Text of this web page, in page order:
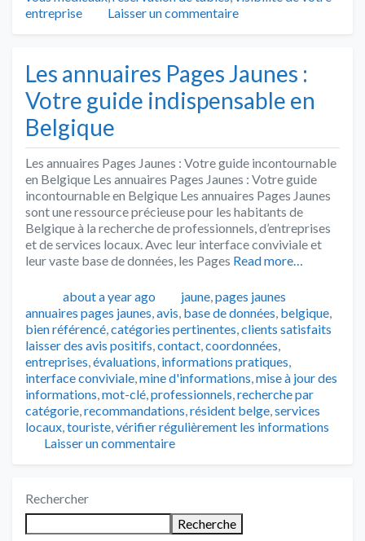
entreprise
Laisser un commentaire
Les annuaires Pages Jaunes :
Votre guide indispensable en
Belgique
Les annuaires Pages Jaunes : Votre guide incontournable
en Belgique Les annuaires Pages Jaunes : Votre guide
incontournable en Belgique Les annuaires Pages Jaunes
sont une ressource précieuse pour les habitants de
Belgique à la recherche de professionnels, d’entreprises
et de services locaux. Avec leur interface conviviale et
leur vaste base de données, les Pages Read more…
Publié
about a year ago Catégories
jaune,pages jaunes
annuaires pages jaunes,avis, base de données, belgique,
bien référencé,catégories pertinentes,clients satisfaits
laisser des avis positifs,contact,coordonnées,
entreprises,évaluations, informations pratiques,
interface conviviale,mine d'informations,mise à jour des
informations,mot-clé,professionnels,recherche par
catégorie,recommandations,résident belge,services
locaux,touriste,vérifier régulièrement les informations
Laisser un commentaire
Rechercher
Recherche